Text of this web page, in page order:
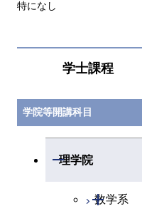
特になし
学士課程
学院等開講科目
理学院
開閉
数学系
開閉